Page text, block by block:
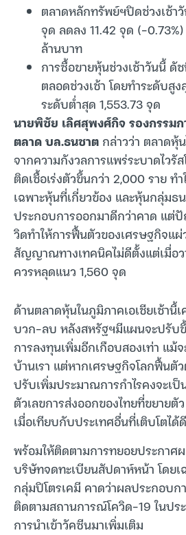
ตลาดหลักทรัพย์ฯปิดช่วงเช้า
จุด ลดลง 11.42 จุด (-
ล้านบาท
การซื้อขายหุ้นช่วงเช้าวันนี้ ดั
ตลอดช่วงเช้า โดยทำระดับสู
ระดับต่ำสุด 1,553.73 จุด
นายพิชัย เลิศสุพงศ์กิจ รองกรรมก
ตลาด บล.ธนชาต กล่าวว่า ตลาดหุ้
จากความกังวลการแพร่ระบาดไวรั
ติดเชื้อเร่งตัวขึ้นกว่า 2,000 ราย ท
เฉพาะหุ้นที่เกี่ยวข้อง และหุ้นกลุ่มธ
ประกอบการออกมาดีกว่าคาด แต่
วิดทำให้การฟื้นตัวของเศรษฐกิจแ
สัญญาณทางเทคนิคไม่ดีตั้งแต่เมื่อว
ควรหลุดแนว 1,560 จุด
ด้านตลาดหุ้นในภูมิภาคเอเชียเช้านี้
บวก-ลบ หลังสหรัฐฯมีแผนจะปรับขึ้
การลงทุนเพิ่มอีกเกือบสองเท่า แม้
บ้านเรา แต่หากเศรษฐกิจโลกฟื้นตั
ปรับเพิ่มประมาณการกำไรคงจะเป็
ตัวเลขการส่งออกของไทยที่ขยายตั
เมื่อเทียบกับประเทศอื่นที่เติบโตได้
พร้อมให้ติดตามการทยอยประกาศ
บริษัทจดทะเบียนสัปดาห์หน้า โดย
กลุ่มปิโตรเคมี คาดว่าผลประกอบก
ติดตามสถานการณ์โควิด-19 ในปร
การนำเข้าวัคซีนมาเพิ่มเติม